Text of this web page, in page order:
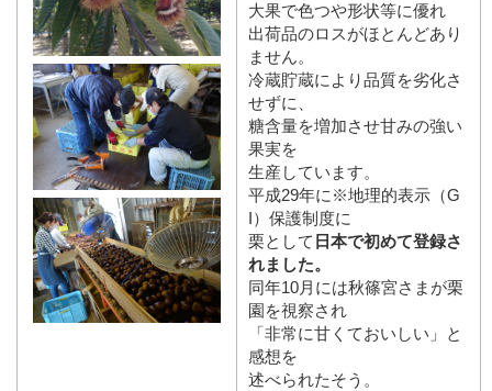
大果で色つや形状等に優れ
出荷品のロスがほとんどあり
ません。
冷蔵貯蔵により品質を劣化さ
せずに、
糖含量を増加させ甘みの強い
果実を
生産しています。
平成29年に※地理的表示（G
I）保護制度に
栗として 日本で初めて登録さ
れました。
同年10月には秋篠宮さまが栗
園を視察され
「非常に甘くておいしい」と
感想を
述べられたそう。